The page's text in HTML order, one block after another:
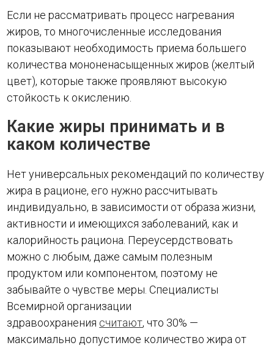
Если не рассматривать процесс нагревания
жиров, то многочисленные исследования
показывают необходимость приема большего
количества мононенасыщенных жиров (желтый
цвет), которые также проявляют высокую
стойкость к окислению.
Какие жиры принимать и в
каком количестве
Нет универсальных рекомендаций по количеству
жира в рационе, его нужно рассчитывать
индивидуально, в зависимости от образа жизни,
активности и имеющихся заболеваний, как и
калорийность рациона. Переусердствовать
можно с любым, даже самым полезным
продуктом или компонентом, поэтому не
забывайте о чувстве меры. Специалисты
Всемирной организации
здравоохранения считают, что 30% —
максимально допустимое количество жира от